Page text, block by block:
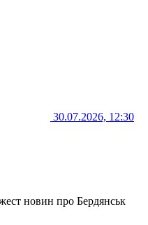
30.07.2026, 12:30
новин про Бердянськ